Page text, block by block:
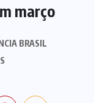
março
BRASIL